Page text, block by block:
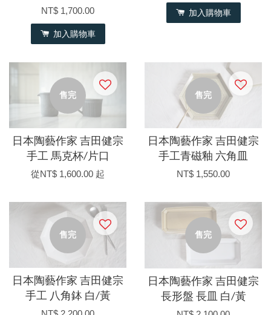
NT$ 1,700.00
加入購物車
加入購物車
售完
日本陶藝作家 吉田健宗
手工 馬克杯/片口
從NT$ 1,600.00 起
售完
日本陶藝作家 吉田健宗
手工青磁釉 六角皿
NT$ 1,550.00
售完
日本陶藝作家 吉田健宗
手工 八角鉢 白/黃
售完
日本陶藝作家 吉田健宗
長形盤 長皿 白/黃